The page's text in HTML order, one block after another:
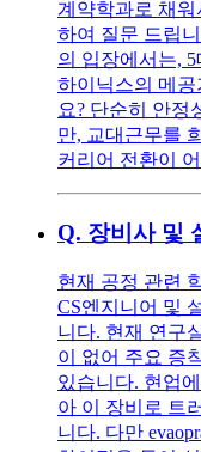
계약학과로 채워
하여 질문 드립
의 입장에서는,
하이닉스의 메
요? 단순히 안정
만, 교대근무를
커리어 전환이
Q. 장비사 및
현재 공정 관련
CS엔지니어 및
니다. 현재 연구
이 없어 주요 증
있습니다. 현업
아 이 장비로 트
니다. 다만